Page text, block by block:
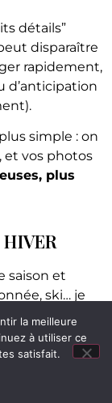
détails”
disparaître
rapidement,
d’anticipation
simple : on
et vos photos
plus
saison et
ski… je
de vous
le décor a
marche
la meilleure
à utiliser ce
satisfait.